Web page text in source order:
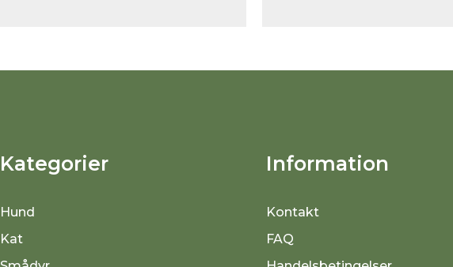
Kategorier
Hund
Kat
Information
Kontakt
FAQ